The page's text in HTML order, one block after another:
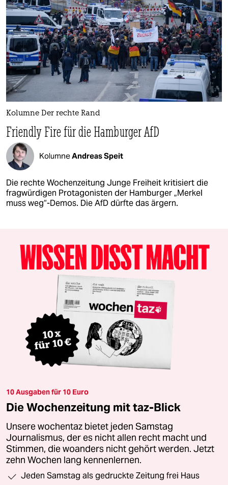
Kolumne Der rechte Rand
Friendly Fire für die Hamburger AfD
KolumneAndreas Speit
Die rechte Wochenzeitung Junge Freiheit kritisiert die
fragwürdigen Protagonisten der Hamburger „Merkel
muss weg“-Demos. Die AfD dürfte das ärgern.
10 Ausgaben für 10 Euro
Die Wochenzeitung mit taz-Blick
Unsere wochentaz bietet jeden Samstag
Journalismus, der es nicht allen recht macht und
Stimmen, die woanders nicht gehört werden. Jetzt
zehn Wochen lang kennenlernen.
Jeden Samstag als gedruckte Zeitung frei Haus